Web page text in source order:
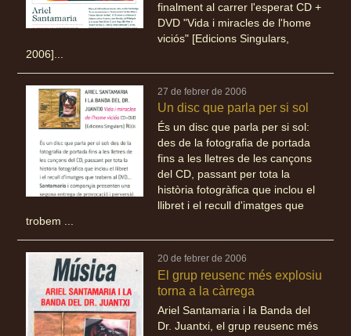
finalment al carrer l'esperat CD +
DVD "Vida i miracles de l'home
viciós" [Edicions Singulars,
2006]...
27 de febrer de 2006
Un disc que parla per si sol
És un disc que parla per si sol:
des de la fotografia de portada
fins a les lletres de les cançons
del CD, passant per tota la
història fotogràfica que inclou el
llibret i el recull d'imatges que
trobem ...
20 de febrer de 2006
El grup reusenc més explosiu
torna a la càrrega
Ariel Santamaria i la Banda del
Dr. Juantxi, el grup reusenc més